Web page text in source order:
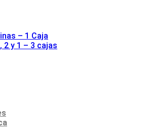
– 1 Caja
2 y 1 – 3 cajas